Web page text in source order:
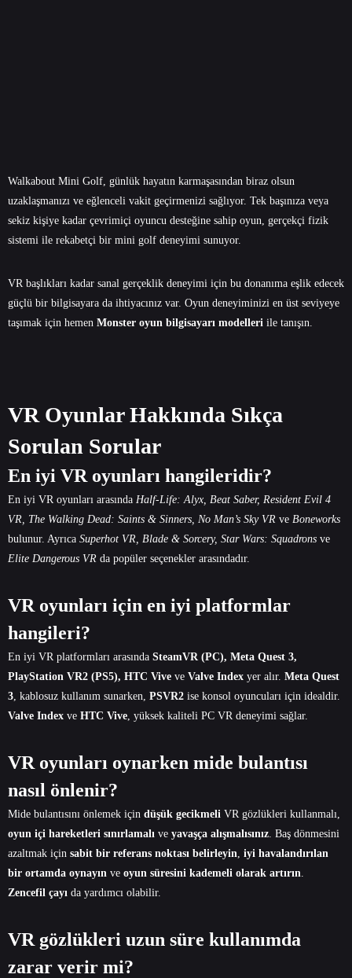
Walkabout Mini Golf, günlük hayatın karmaşasından biraz olsun
uzaklaşmanızı ve eğlenceli vakit geçirmenizi sağlıyor. Tek başınıza veya
sekiz kişiye kadar çevrimiçi oyuncu desteğine sahip oyun, gerçekçi fizik
sistemi ile rekabetçi bir mini golf deneyimi sunuyor.
VR başlıkları kadar sanal gerçeklik deneyimi için bu donanıma eşlik edecek
güçlü bir bilgisayara da ihtiyacınız var. Oyun deneyiminizi en üst seviyeye
taşımak için hemen Monster oyun bilgisayarı modelleri ile tanışın.
VR Oyunlar Hakkında Sıkça
Sorulan Sorular
En iyi VR oyunları hangileridir?
En iyi VR oyunları arasında Half-Life: Alyx, Beat Saber, Resident Evil 4
VR, The Walking Dead: Saints & Sinners, No Man’s Sky VR ve Boneworks
bulunur. Ayrıca Superhot VR, Blade & Sorcery, Star Wars: Squadrons ve
Elite Dangerous VR da popüler seçenekler arasındadır.
VR oyunları için en iyi platformlar
hangileri?
En iyi VR platformları arasında SteamVR (PC), Meta Quest 3,
PlayStation VR2 (PS5), HTC Vive ve Valve Index yer alır. Meta Quest
3, kablosuz kullanım sunarken, PSVR2 ise konsol oyuncuları için idealdir.
Valve Index ve HTC Vive, yüksek kaliteli PC VR deneyimi sağlar.
VR oyunları oynarken mide bulantısı
nasıl önlenir?
Mide bulantısını önlemek için düşük gecikmeli VR gözlükleri kullanmalı,
oyun içi hareketleri sınırlamalı ve yavaşça alışmalısınız. Baş dönmesini
azaltmak için sabit bir referans noktası belirleyin, iyi havalandırılan
bir ortamda oynayın ve oyun süresini kademeli olarak artırın.
Zencefil çayı da yardımcı olabilir.
VR gözlükleri uzun süre kullanımda
zarar verir mi?